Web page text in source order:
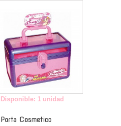
Disponible: 1 unidad
Porta Cosmetico